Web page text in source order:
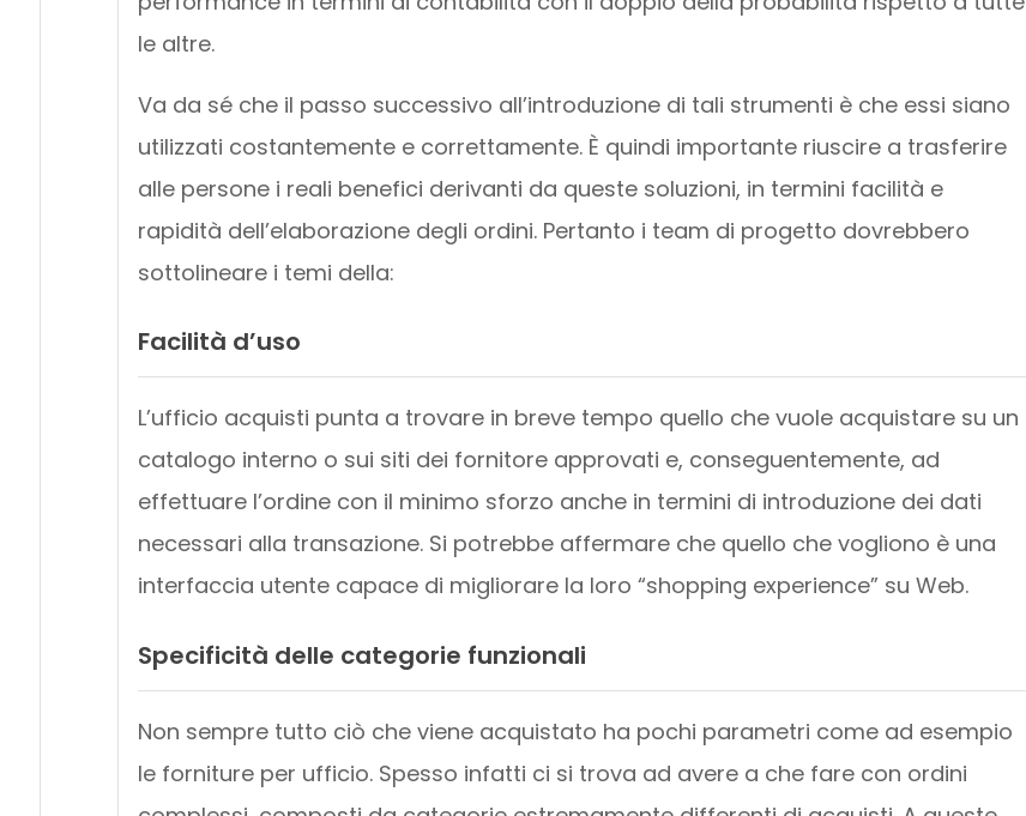
le altre.
Va da sé che il passo successivo all’introduzione di tali strumenti è che essi siano
utilizzati costantemente e correttamente. È quindi importante riuscire a trasferire
alle persone i reali benefici derivanti da queste soluzioni, in termini facilità e
rapidità dell’elaborazione degli ordini. Pertanto i team di progetto dovrebbero
sottolineare i temi della:
Facilità d’uso
L’ufficio acquisti punta a trovare in breve tempo quello che vuole acquistare su un
catalogo interno o sui siti dei fornitore approvati e, conseguentemente, ad
effettuare l’ordine con il minimo sforzo anche in termini di introduzione dei dati
necessari alla transazione. Si potrebbe affermare che quello che vogliono è una
interfaccia utente capace di migliorare la loro “shopping experience” su Web.
Specificità delle categorie funzionali
Non sempre tutto ciò che viene acquistato ha pochi parametri come ad esempio
le forniture per ufficio. Spesso infatti ci si trova ad avere a che fare con ordini